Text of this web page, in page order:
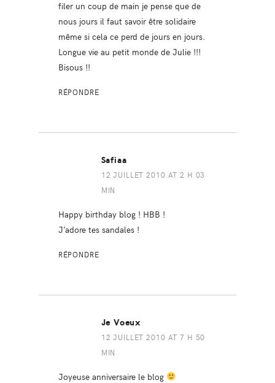
filer un coup de main je pense que de
nous jours il faut savoir être solidaire
même si cela ce perd de jours en jours.
Longue vie au petit monde de Julie !!!
Bisous !!
RÉPONDRE
Safiaa
12 JUILLET 2010 AT 2 H 03
MIN
Happy birthday blog ! HBB !
J’adore tes sandales !
RÉPONDRE
Je Voeux
12 JUILLET 2010 AT 7 H 50
MIN
Joyeuse anniversaire le blog